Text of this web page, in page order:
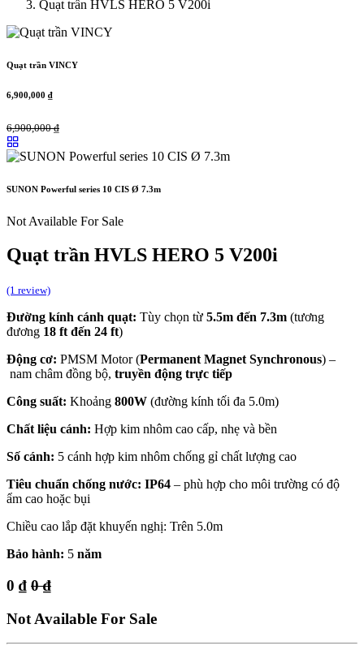
Quạt trần HVLS HERO 5 V200i
Quạt trần VINCY
6,900,000 ₫
6,900,000₫
SUNON Powerful series 10 CIS Ø 7.3m
Not Available For Sale
Quạt trần HVLS HERO 5 V200i
(1 review)
Đường kính cánh quạt: Tùy chọn từ 5.5m đến 7.3m (tương
đương 18 ft đến 24 ft)
Động cơ: PMSM Motor (Permanent Magnet Synchronous) –
nam châm đồng bộ, truyền động trực tiếp
Công suất: Khoảng 800W (đường kính tối đa 5.0m)
Chất liệu cánh: Hợp kim nhôm cao cấp, nhẹ và bền
Số cánh: 5 cánh hợp kim nhôm chống gỉ chất lượng cao
Tiêu chuẩn chống nước: IP64 – phù hợp cho môi trường có độ
ẩm cao hoặc bụi
Chiều cao lắp đặt khuyến nghị: Trên 5.0m
Bảo hành: 5 năm
0 ₫ 0₫
Not Available For Sale